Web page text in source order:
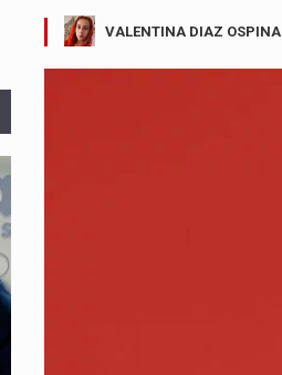
VALENTINA DIAZ OSPINA